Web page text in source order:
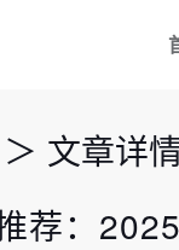
＞ 文章详
荐：